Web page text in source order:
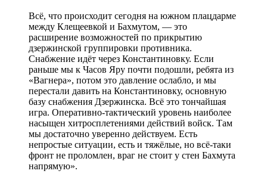
Всё, что происходит сегодня на южном плацдарме
между Клещеевкой и Бахмутом, — это
расширение возможностей по прикрытию
дзержинской группировки противника.
Снабжение идёт через Константиновку. Если
раньше мы к Часов Яру почти подошли, ребята из
«Вагнера», потом это давление ослабло, и мы
перестали давить на Константиновку, основную
базу снабжения Дзержинска. Всё это тончайшая
игра. Оперативно-тактический уровень наиболее
насыщен хитросплетениями действий войск. Там
мы достаточно уверенно действуем. Есть
непростые ситуации, есть и тяжёлые, но всё-таки
фронт не проломлен, враг не стоит у стен Бахмута
напрямую».